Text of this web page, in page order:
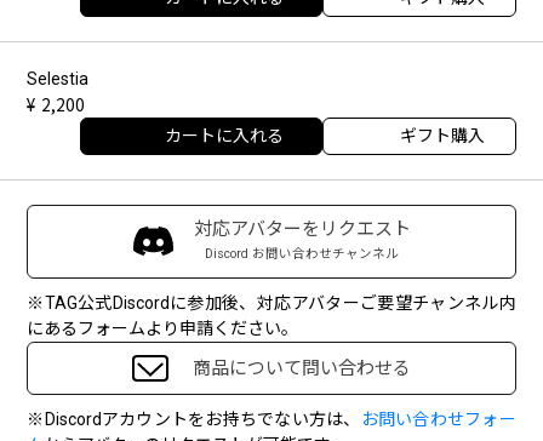
Selestia
2,200
カートに入れる ギフト購入
対応アバターをリクエスト
Discord お問い合わせチャンネル
※TAG公式Discordに参加後、対応アバターご要望チャンネル内
にあるフォームより申請ください。
商品について問い合わせる
※Discordアカウントをお持ちでない方は、
お問い合わせフォー